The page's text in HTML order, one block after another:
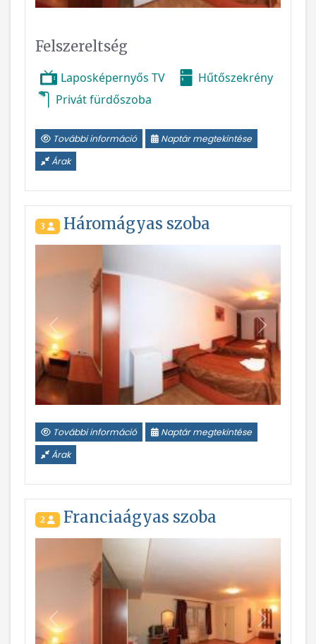
Felszereltség
Laposképernyős TV
Hűtőszekrény
Privát fürdőszoba
További információ
Naptár megtekintése
Árak
3 Háromágyas szoba
Vissza
További információ
Naptár megtekintése
Árak
2 Franciaágyas szoba
Vissza